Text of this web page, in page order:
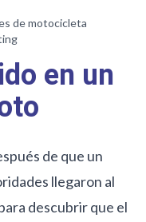
de motocicleta
en un
de que un
llegaron al
descubrir que el